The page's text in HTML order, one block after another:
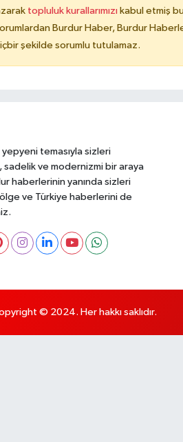
topluluk kurallarımızı kabul etmiş
Burdur Haber, Burdur
şekilde sorumlu tutulamaz.
temasıyla sizleri
ve modernizmi bir araya
haberlerinin yanında sizleri
ve Türkiye haberlerini de
© 2024. Her hakkı saklıdır.